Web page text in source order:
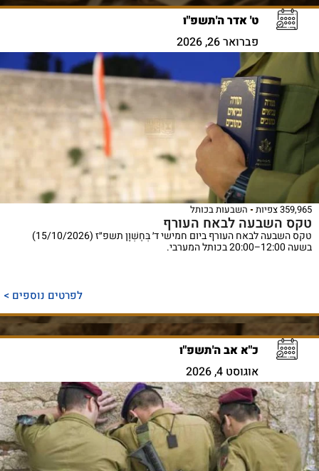
ט' אדר ה'תשפ"ו
פברואר 26, 2026
359,965 צפיות השבעות בכותל
טקס השבעה לבאח העורף
טקס השבעה לבאח העורף ביום חמישי ד׳ בְּחֶשְׁוָן תשפ״ז (15/10/2026)
בשעה 12:00–20:00 בכותל המערבי.
לפרטים נוספים >
כ"א אב ה'תשפ"ו
אוגוסט 4, 2026